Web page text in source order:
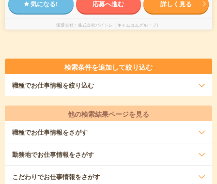
気になる! 応募へ進む 詳しく見る
派遣会社 株式会社バイトレ（キャムコムグループ）
検索条件を追加して絞り込む
職種でお仕事情報を絞り込む
他の検索結果ページを見る
職種でお仕事情報をさがす
勤務地でお仕事情報をさがす
こだわりでお仕事情報をさがす